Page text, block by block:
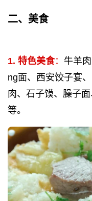
二、美食
1. 特色美食： 牛羊
ng面、西安饺子宴
肉、石子馍、臊子
等。